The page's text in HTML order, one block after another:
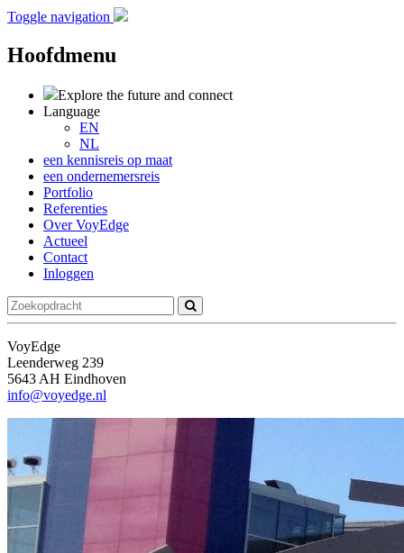
Toggle navigation
Hoofdmenu
Explore the future and connect
Language
EN
NL
een kennisreis op maat
een ondernemersreis
Portfolio
Referenties
Over VoyEdge
Actueel
Contact
Inloggen
VoyEdge
Leenderweg 239
5643 AH Eindhoven
info@voyedge.nl